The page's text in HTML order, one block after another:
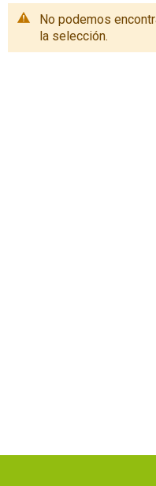
No podemos
la selección.